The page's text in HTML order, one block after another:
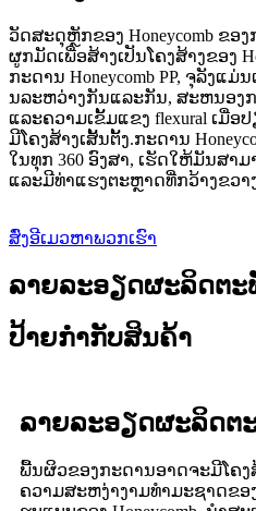
ວັດສະດຸຫຼັກຂອງ Honeycomb ຂອ
ຜູກມັດເພື່ອສ້າງເປັນໂຄງສ້າງຂອງ
ກະດານ Honeycomb PP, ຈຸລັງ
ນລະຫວ່າງກັນແລະກັນ, ສະຫນອງ
ແລະຄວາມເຂັ້ມແຂງ flexural ເມື່
ມີໂຄງສ້າງເສັ້ນຕັ້ງ.ກະດານ
ໃນທຸກ 360 ອົງສາ, ເຮັດໃຫ້ມັນສາ
ແລະມີທ່າແຮງຕະຫຼາດທີ່ກວ້າງຂວາ
ສົ່ງອີເມວຫາພວກເຮົາ
ລາຍລະອຽດຜະລິດຕະ
ປ້າຍກຳກັບສິນຄ້າ
ລາຍລະອຽດຜະລິດຕ
ພື້ນຜິວຂອງກະດານອາດຈະມີໂຄງ
ຄວາມສະຫງ່າງາມທໍາມະຊາດຂ